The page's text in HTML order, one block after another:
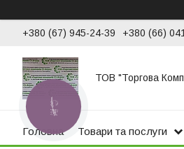
+380 (67) 945-24-39 +380 (66)
ТОВ "Торгова
Головна Товари та послуги
КНОПКА
ЗВ'ЯЗКУ